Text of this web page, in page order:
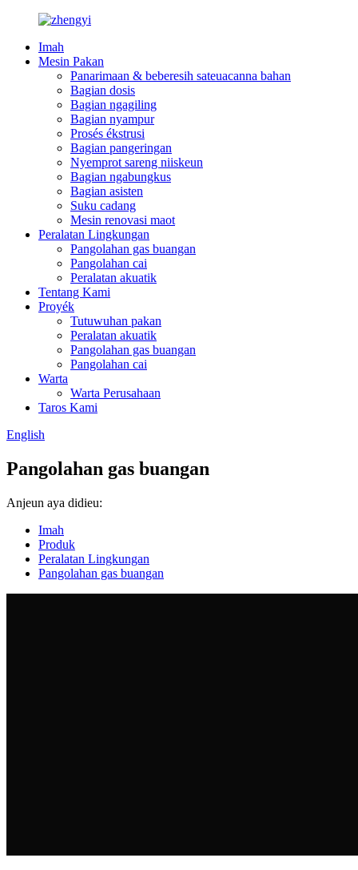
Imah
Mesin Pakan
Panarimaan & beberesih sateuacanna bahan
Bagian dosis
Bagian ngagiling
Bagian nyampur
Prosés ékstrusi
Bagian pangeringan
Nyemprot sareng niiskeun
Bagian ngabungkus
Bagian asisten
Suku cadang
Mesin renovasi maot
Peralatan Lingkungan
Pangolahan gas buangan
Pangolahan cai
Peralatan akuatik
Tentang Kami
Proyék
Tutuwuhan pakan
Peralatan akuatik
Pangolahan gas buangan
Pangolahan cai
Warta
Warta Perusahaan
Taros Kami
English
Pangolahan gas buangan
Anjeun aya didieu:
Imah
Produk
Peralatan Lingkungan
Pangolahan gas buangan